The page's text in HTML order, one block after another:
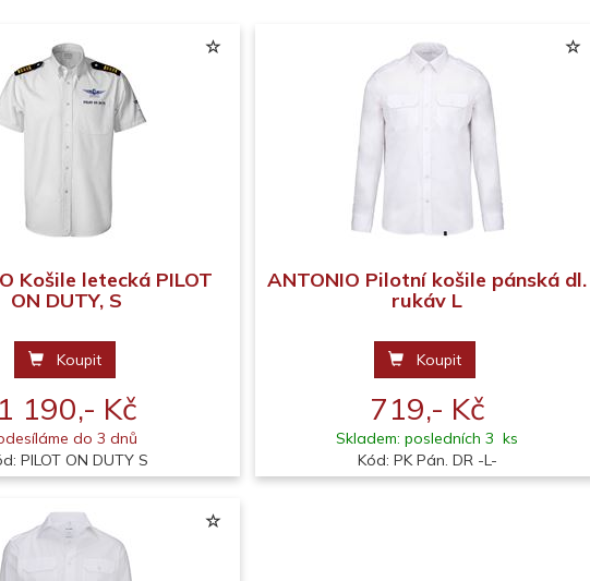
Košile letecká PILOT
ON DUTY, S
Koupit
190,- Kč
do 3 dnů
PILOT ON DUTY S
ANTONIO Pilotní košile pánská dl.
rukáv L
Koupit
719,- Kč
Skladem: posledních 3 ks
Kód: PK Pán. DR -L-